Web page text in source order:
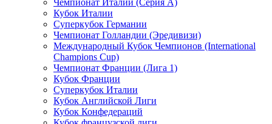
Чемпионат Италии (Серия А)
Кубок Италии
Суперкубок Германии
Чемпионат Голландии (Эредивизи)
Международный Кубок Чемпионов (International
Champions Cup)
Чемпионат Франции (Лига 1)
Кубок Франции
Суперкубок Италии
Кубок Английской Лиги
Кубок Конфедераций